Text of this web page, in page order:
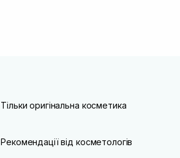
Тільки оригінальна косметика
Рекомендації від косметологів